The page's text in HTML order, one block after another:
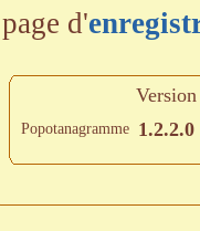
page d'
Version
Popotanagramme 1.2.2.0